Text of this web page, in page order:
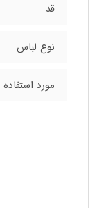
قد
نوع لباس
مورد استفاده